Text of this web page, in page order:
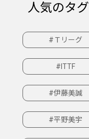
人気のタグ
#Ｔリーグ
#ITTF
#伊藤美誠
#平野美宇